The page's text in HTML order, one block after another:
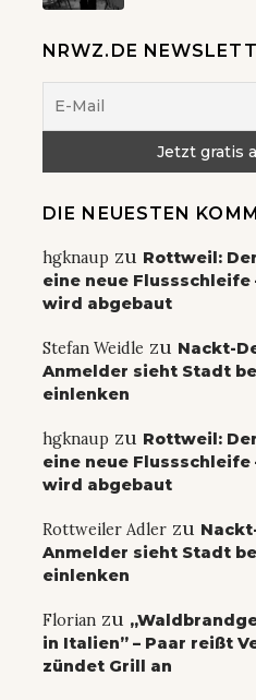
NRWZ.DE
DIE NEUESTEN
hgknaup zu Rottweil:
eine neue Flussschleife
wird abgebaut
Stefan Weidle zu Nackt-
Anmelder sieht Stadt
einlenken
hgknaup zu Rottweil:
eine neue Flussschleife
wird abgebaut
Rottweiler Adler zu
Anmelder sieht Stadt
einlenken
Florian zu
in Italien” – Paar reißt
zündet Grill an